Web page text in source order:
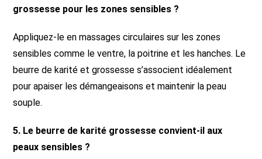
grossesse pour les zones sensibles ?
Appliquez-le en massages circulaires sur les zones
sensibles comme le ventre, la poitrine et les hanches. Le
beurre de karité et grossesse s’associent idéalement
pour apaiser les démangeaisons et maintenir la peau
souple.
5. Le beurre de karité grossesse convient-il aux
peaux sensibles ?